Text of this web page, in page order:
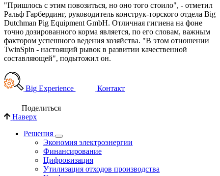
"Пришлось с этим повозиться, но оно того стоило", - отметил
Ральф Гарбердинг, руководитель конструк-торского отдела Big
Dutchman Pig Equipment GmbH. Отличная гигиена на фоне
точно дозированного корма является, по его словам, важным
фактором успешного ведения хозяйства. "В этом отношении
TwinSpin - настоящий рывок в развитии качественной
составляющей", подытожил он.
Big Experience Контакт
Поделиться
Наверх
Решения
Экономия электроэнергии
Финансирование
Цифровизация
Утилизация отходов производства